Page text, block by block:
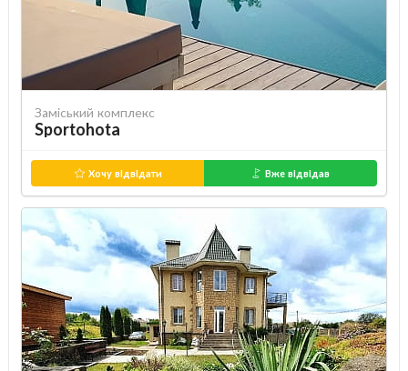
Заміський комплекс
Sportohota
Хочу відвідати Вже відвідав